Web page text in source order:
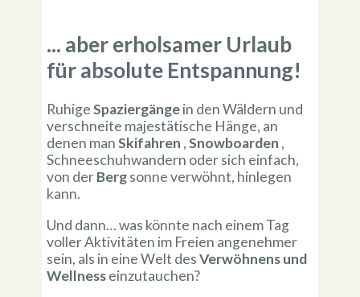
... aber erholsamer Urlaub
für absolute Entspannung!
RuhigeSpaziergängein den Wäldern und
verschneite majestätische Hänge, an
denen manSkifahren ,Snowboarden ,
Schneeschuhwandern oder sich einfach,
von derBergsonne verwöhnt, hinlegen
kann.
Und dann… was könnte nach einem Tag
voller Aktivitäten im Freien angenehmer
sein, als in eine Welt desVerwöhnens und
Wellnesseinzutauchen?